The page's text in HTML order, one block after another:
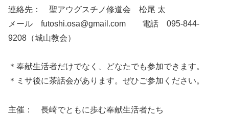
連絡先： 聖アウグスチノ修道会 松尾 太
メール futoshi.osa@gmail.com 電話 095-844-
9208（城山教会）
＊奉献生活者だけでなく、どなたでも参加できます。
＊ミサ後に茶話会があります。ぜひご参加ください。
主催： 長崎でともに歩む奉献生活者たち